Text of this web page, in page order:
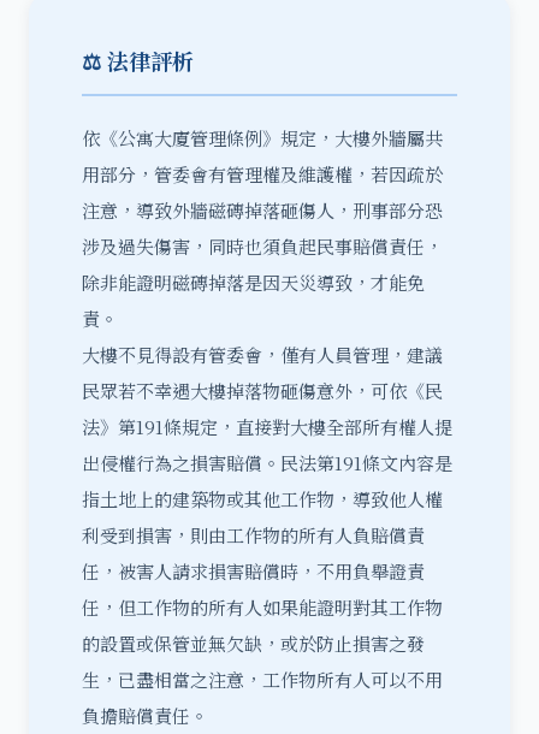
⚖️ 法律評析
依《公寓大廈管理條例》規定，大樓外牆屬共
用部分，管委會有管理權及維護權，若因疏於
注意，導致外牆磁磚掉落砸傷人，刑事部分恐
涉及過失傷害，同時也須負起民事賠償責任，
除非能證明磁磚掉落是因天災導致，才能免
責。
大樓不見得設有管委會，僅有人員管理，建議
民眾若不幸遇大樓掉落物砸傷意外，可依《民
法》 第191條規定，直接對大樓全部所有權人提
出侵權行為之損害賠償。民法第191條文內容是
指土地上的建築物或其他工作物，導致他人權
利受到損害，則由工作物的所有人負賠償責
任，被害人請求損害賠償時，不用負舉證責
任，但工作物的所有人如果能證明對其工作物
的設置或保管並無欠缺，或於防止損害之發
生，已盡相當之注意，工作物所有人可以不用
負擔賠償責任 。